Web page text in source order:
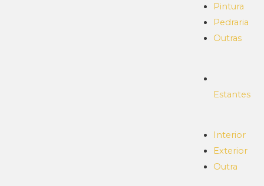
Pintura
Pedraria
Outras
Estantes
Interior
Exterior
Outra